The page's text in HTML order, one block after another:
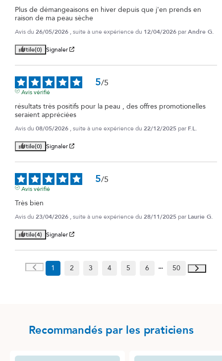
Plus de démangeaisons en hiver depuis que j'en prends en
raison de ma peau sèche
Avis du 26/05/2026 , suite à une expérience du 12/04/2026 parAndre G.
Utile(0) Signaler
5/5
Avis vérifié
résultats très positifs pour la peau , des offres promotionelles
seraient appréciées
Avis du 08/05/2026 , suite à une expérience du 22/12/2025 par F.L.
Utile(0) Signaler
5/5
Avis vérifié
Très bien
Avis du 23/04/2026 , suite à une expérience du 28/11/2025 par Laurie G.
Utile(4) Signaler
1 2 3 4 5 6 50
Recommandés par les praticiens